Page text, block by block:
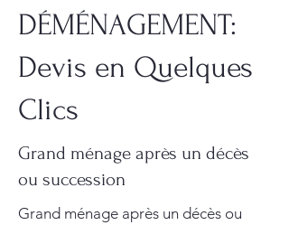
DÉMÉNAGEMENT:
Devis en Quelques
Clics
Grand ménage après un décès
ou succession
Grand ménage après un décès ou